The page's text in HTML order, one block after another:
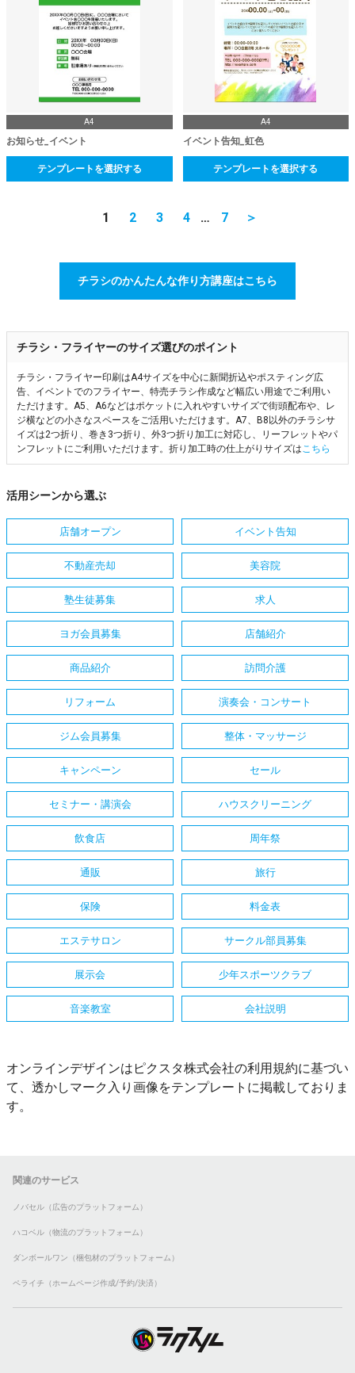
A4
お知らせ_イベント
テンプレートを選択する
A4
イベント告知_虹色
テンプレートを選択する
1 2 3 4 … 7 ＞
チラシのかんたんな作り方講座はこちら
チラシ・フライヤーのサイズ選びのポイント
チラシ・フライヤー印刷はA4サイズを中心に新聞折込やポスティング広
告、イベントでのフライヤー、特売チラシ作成など幅広い用途でご利用い
ただけます。A5、A6などはポケットに入れやすいサイズで街頭配布や、レ
ジ横などの小さなスペースをご活用いただけます。A7、B8以外のチラシサ
イズは2つ折り、巻き3つ折り、外3つ折り加工に対応し、リーフレットやパ
ンフレットにご利用いただけます。折り加工時の仕上がりサイズはこちら
活用シーンから選ぶ
店舗オープン イベント告知
不動産売却 美容院
塾生徒募集 求人
ヨガ会員募集 店舗紹介
商品紹介 訪問介護
リフォーム 演奏会・コンサート
ジム会員募集 整体・マッサージ
キャンペーン セール
セミナー・講演会 ハウスクリーニング
飲食店 周年祭
通販 旅行
保険 料金表
エステサロン サークル部員募集
展示会 少年スポーツクラブ
音楽教室 会社説明
オンラインデザインはピクスタ株式会社の利用規約に基づい
て、透かしマーク入り画像をテンプレートに掲載しておりま
す。
関連のサービス
ノバセル（広告のプラットフォーム）
ハコベル（物流のプラットフォーム）
ダンボールワン（梱包材のプラットフォーム）
ペライチ（ホームページ作成/予約/決済）